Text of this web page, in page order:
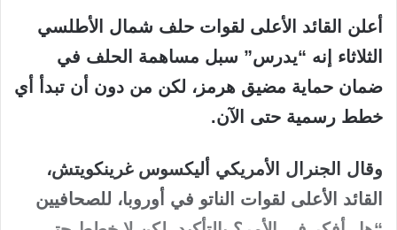
أعلن القائد الأعلى لقوات حلف شمال الأطلسي
الثلاثاء إنه “يدرس” سبل مساهمة الحلف في
ضمان حماية مضيق هرمز، لكن من دون أن تبدأ أي
خطط رسمية حتى الآن.
وقال الجنرال الأمريكي أليكسوس غرينكويتش،
القائد الأعلى لقوات الناتو في أوروبا، للصحافيين